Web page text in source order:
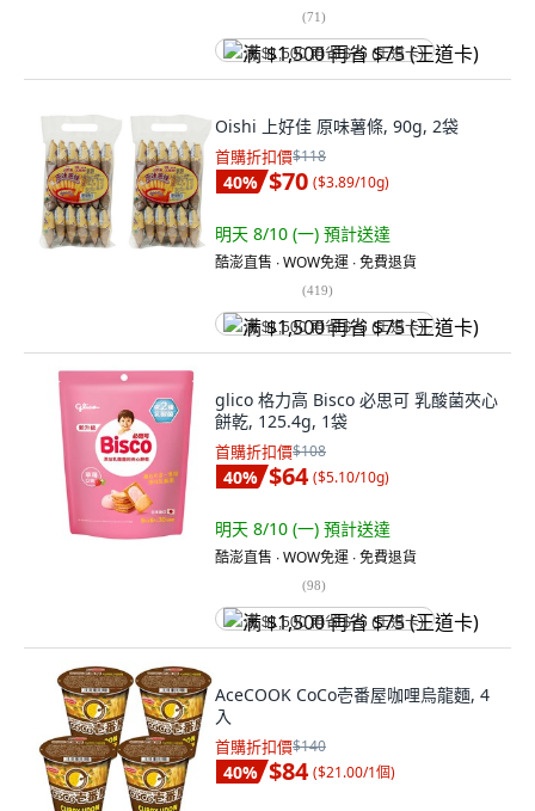
(71)
满 $1,500 再省 $75 (王道卡)
Oishi 上好佳 原味薯條, 90g, 2袋
首購折扣價$118
40% $70 ($3.89/10g)
明天 8/10 (一) 預計送達
酷澎直售 ∙ WOW免運 ∙ 免費退貨
(419)
满 $1,500 再省 $75 (王道卡)
glico 格力高 Bisco 必思可 乳酸菌夾心
餅乾, 125.4g, 1袋
首購折扣價$108
40% $64 ($5.10/10g)
明天 8/10 (一) 預計送達
酷澎直售 ∙ WOW免運 ∙ 免費退貨
(98)
满 $1,500 再省 $75 (王道卡)
AceCOOK CoCo壱番屋咖哩烏龍麵, 4
入
首購折扣價$140
40% $84 ($21.00/1個)